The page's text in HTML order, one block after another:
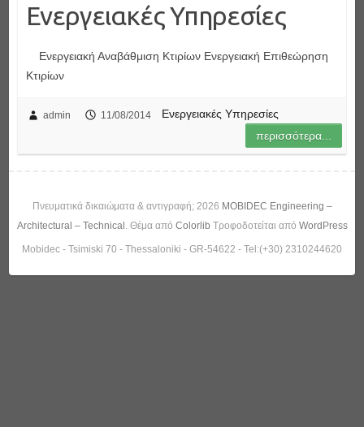
Ενεργειακές Υπηρεσίες
Ενεργειακή Αναβάθμιση Κτιρίων Ενεργειακή Επιθεώρηση
Κτιρίων
admin 11/08/2014
Ενεργειακές Υπηρεσίες
περισσότερα...
Πνευματικά δικαιώματα & αντιγραφή; 2026 MOBIDEC Engineering –
Architectural – Technical . Θέμα από Colorlib Τροφοδοτείται από WordPress
Mobidec - Tsimiski 70 - Thessaloniki - GR-54622 - Tel:(+30) 2310244620